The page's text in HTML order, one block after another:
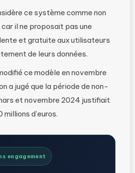
ce système comme non
il ne proposait pas une
et gratuite aux utilisateurs
de leurs données.
ce modèle en novembre
a jugé que la période de non-
et novembre 2024 justifiait
d’euros.
engagement